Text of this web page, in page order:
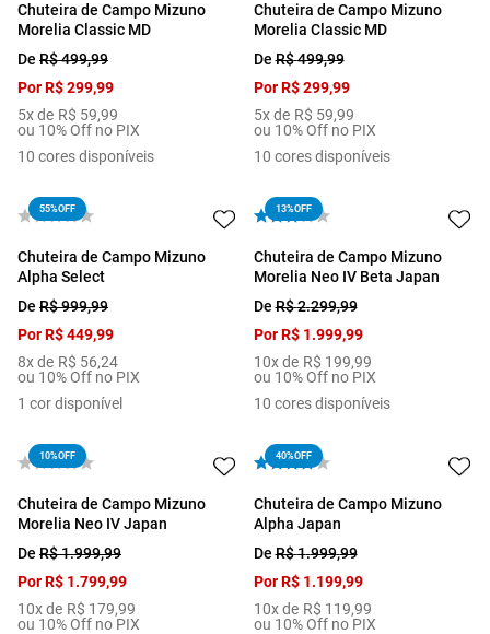
Chuteira de Campo Mizuno
Morelia Classic MD
De R$499,99
PorR$299,99
5x de R$ 59,99
ou 10% Off no PIX
10 cores disponíveis
Chuteira de Campo Mizuno
Morelia Classic MD
DeR$499,99
PorR$ 299,99
5x de R$ 59,99
ou 10% Off no PIX
10 cores disponíveis
55%OFF
Chuteira de Campo Mizuno
Alpha Select
De R$999,99
PorR$449,99
8x de R$ 56,24
ou 10% Off no PIX
1 cor disponível
13%OFF
Chuteira de Campo Mizuno
Morelia Neo IV Beta Japan
DeR$2.299,99
PorR$ 1.999,99
10x de R$ 199,99
ou 10% Off no PIX
10 cores disponíveis
10%OFF
Chuteira de Campo Mizuno
Morelia Neo IV Japan
De R$1.999,99
PorR$ 1.799,99
10x de R$ 179,99
ou 10% Off no PIX
40%OFF
Chuteira de Campo Mizuno
Alpha Japan
DeR$1.999,99
PorR$ 1.199,99
10x de R$ 119,99
ou 10% Off no PIX